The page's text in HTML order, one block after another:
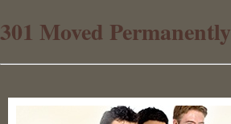
301 Moved Permanently